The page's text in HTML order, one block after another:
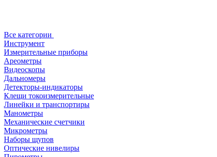
Все категории
Инструмент
Измерительные приборы
Ареометры
Видеоскопы
Дальномеры
Детекторы-индикаторы
Клещи токоизмерительные
Линейки и транспортиры
Манометры
Механические счетчики
Микрометры
Наборы щупов
Оптические нивелиры